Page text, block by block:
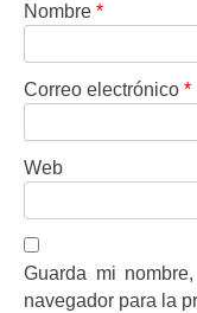
Nombre *
Correo electrónico *
Web
Guarda mi
navegador para la